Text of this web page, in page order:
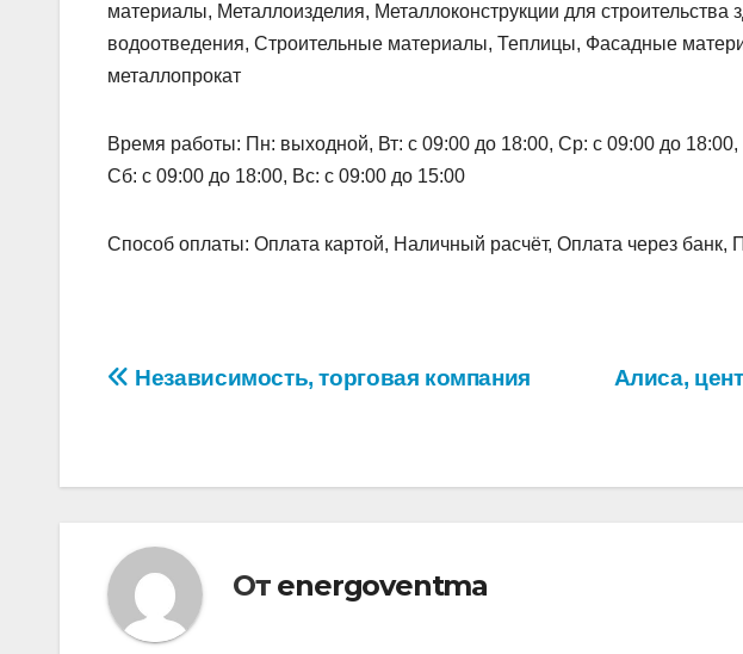
материалы, Металлоизделия, Металлоконструкции для
водоотведения, Строительные материалы, Теплицы, Фасадные
металлопрокат
Время работы: Пн: выходной, Вт: с 09:00 до 18:00, Ср: с 09:00 до
Сб: с 09:00 до 18:00, Вс: с 09:00 до 15:00
Способ оплаты: Оплата картой, Наличный расчёт, Оплата через банк,
Навигация
записям
Алиса,
Независимость, торговая компания
От energoventma